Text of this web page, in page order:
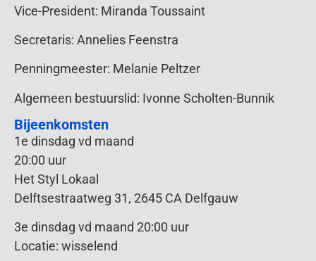
Vice-President: Miranda Toussaint
Secretaris: Annelies Feenstra
Penningmeester: Melanie Peltzer
Algemeen bestuurslid: Ivonne Scholten-Bunnik
Bijeenkomsten
1e dinsdag vd maand
20:00 uur
Het Styl Lokaal
Delftsestraatweg 31, 2645 CA Delfgauw
3e dinsdag vd maand 20:00 uur
Locatie: wisselend